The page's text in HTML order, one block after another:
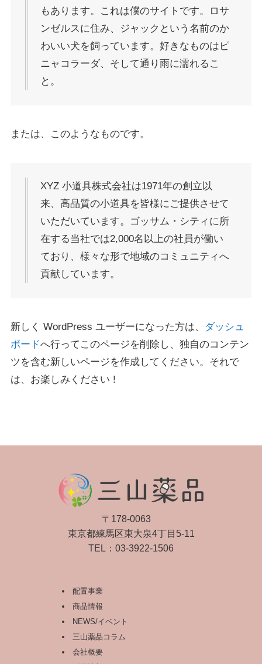
もあります。これは僕のサイトです。ロサ
ンゼルスに住み、ジャックという名前のか
わいい犬を飼っています。好きなものはピ
ニャコラーダ、そして通り雨に濡れるこ
と。
または、このようなものです。
XYZ 小道具株式会社は1971年の創立以
来、高品質の小道具を皆様にご提供させて
いただいています。ゴッサム・シティに所
在する当社では2,000名以上の社員が働い
ており、様々な形で地域のコミュニティへ
貢献しています。
新しく WordPress ユーザーになった方は、
ダッシュ
ボードへ行ってこのページを削除し、独自のコンテン
ツを含む新しいページを作成してください。それで
は、お楽しみください !
〒178-0063
東京都練馬区東大泉4丁目5-11
TEL： 03-3922-1506
配置事業
商品情報
NEWS/イベント
三山薬品コラム
会社概要